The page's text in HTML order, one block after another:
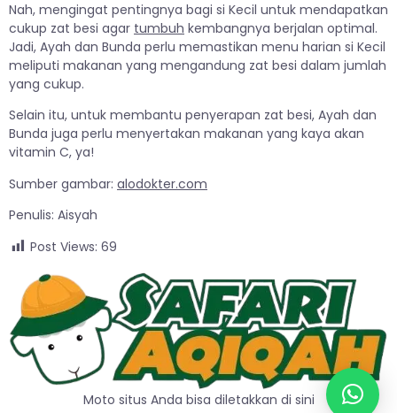
Nah, mengingat pentingnya bagi si Kecil untuk mendapatkan
cukup zat besi agar tumbuh kembangnya berjalan optimal.
Jadi, Ayah dan Bunda perlu memastikan menu harian si Kecil
meliputi makanan yang mengandung zat besi dalam jumlah
yang cukup.
Selain itu, untuk membantu penyerapan zat besi, Ayah dan
Bunda juga perlu menyertakan makanan yang kaya akan
vitamin C, ya!
Sumber gambar: alodokter.com
Penulis: Aisyah
Post Views: 69
Moto situs Anda bisa diletakkan di sini